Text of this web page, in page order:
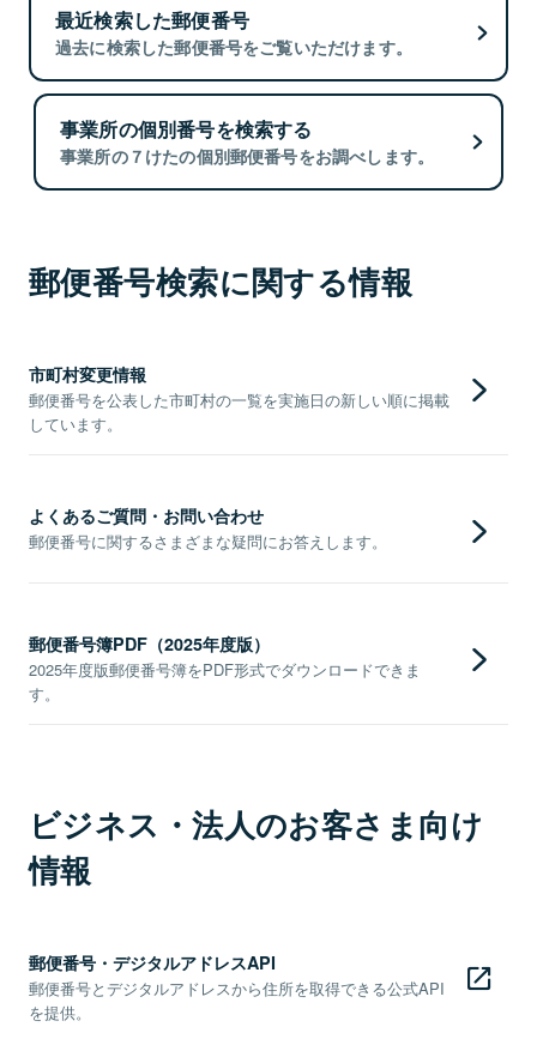
最近検索した郵便番号
過去に検索した郵便番号をご覧いただけます。
事業所の個別番号を検索する
事業所の７けたの個別郵便番号をお調べします。
郵便番号検索に関する情報
市町村変更情報
郵便番号を公表した市町村の一覧を実施日の新しい順に掲載
しています。
よくあるご質問・お問い合わせ
郵便番号に関するさまざまな疑問にお答えします。
郵便番号簿PDF（2025年度版）
2025年度版郵便番号簿をPDF形式でダウンロードできま
す。
ビジネス・法人のお客さま向け
情報
郵便番号・デジタルアドレスAPI
郵便番号とデジタルアドレスから住所を取得できる公式API
を提供。